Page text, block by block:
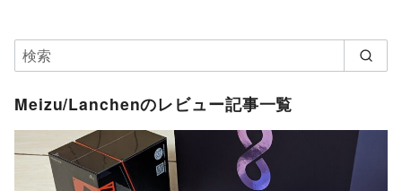
Meizu/Lanchenのレビュー記事一覧